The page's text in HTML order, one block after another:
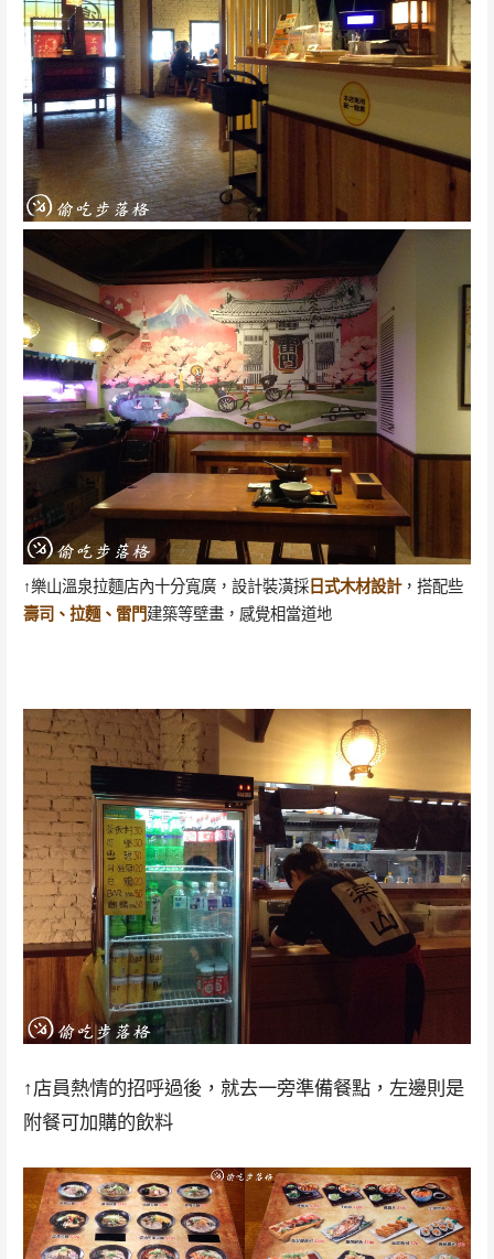
↑樂山溫泉拉麵店內十分寬廣，設計裝潢採日式木材設計，搭配些
壽司、拉麵、雷門建築等壁畫，感覺相當道地
↑店員熱情的招呼過後，就去一旁準備餐點，左邊則是
附餐可加購的飲料